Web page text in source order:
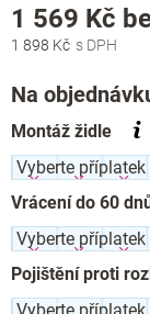
1 898 Kč
1 569 Kč
Na
Montáž židle
Vrácení do 60
Pojištění proti